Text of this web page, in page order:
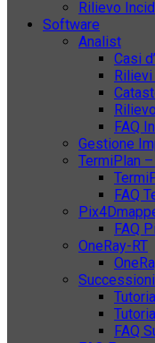
Rilievo
Software
Analist
Casi
FAQ
Gestione
TermiPlan
FAQ
FAQ
OneRay-RT
FAQ